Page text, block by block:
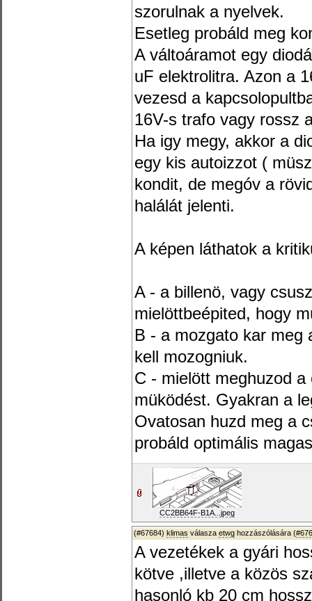
szorulnak a nyelvek.
Esetleg probáld meg
A váltoáramot egy
uF elektrolitra. Azon a
vezesd a
16V-s trafo vagy rossz
Ha igy megy, akkor a
egy kis autoizzot (
kondit, de megóv a
halálát jelenti.
A képen láthatok a
A - a billenö, vagy
mielöttbeépited, hogy
B - a mozgato kar meg
kell mozogniuk.
C - mielött meghuzod
müködést. Gyakran a
Ovatosan huzd meg a
probáld optimális
CC2BB64F-B1A...jpeg
(#67684) klimas válasza etwg hozzászólására (
A vezetékek a gyári
kötve ,illetve a közös
hasonló kb 20 cm